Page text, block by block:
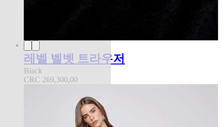
레벨 벨벳 트라우저
Black
CRC 269,300,00